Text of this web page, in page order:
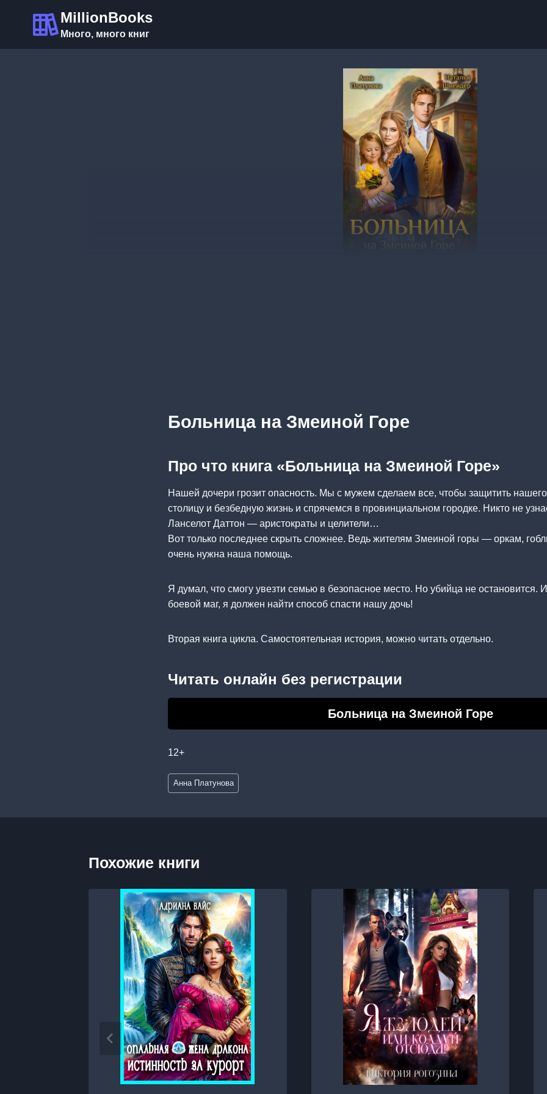
содержимому
MillionBooks
Много, много книг
Больница на Змеиной Горе
Про что книга «Больница на Змеиной Горе»
Нашей дочери грозит опасность. Мы с мужем сделаем все, чтобы защитить
столицу и безбедную жизнь и спрячемся в провинциальном городке. Никто не
Ланселот Даттон — аристократы и целители…
Вот только последнее скрыть сложнее. Ведь жителям Змеиной горы — оркам,
очень нужна наша помощь.
Я думал, что смогу увезти семью в безопасное место. Но убийца не остановится.
боевой маг, я должен найти способ спасти нашу дочь!
Вторая книга цикла. Самостоятельная история, можно читать отдельно.
Читать онлайн без регистрации
Больница на Змеиной Горе
12+
Метки
записи:
Анна Платунова
Похожие книги